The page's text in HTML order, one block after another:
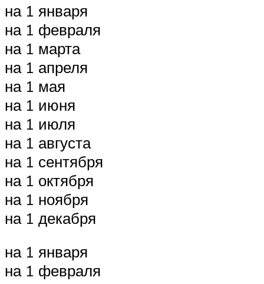
на 1 января
на 1 февраля
на 1 марта
на 1 апреля
на 1 мая
на 1 июня
на 1 июля
на 1 августа
на 1 сентября
на 1 октября
на 1 ноября
на 1 декабря
на 1 января
на 1 февраля